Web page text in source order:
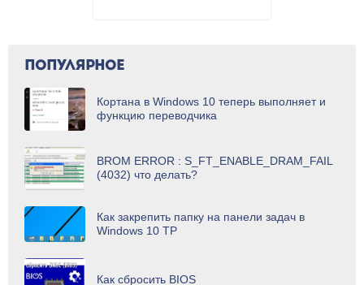
ПОПУЛЯРНОЕ
Кортана в Windows 10 теперь выполняет и
функцию переводчика
BROM ERROR : S_FT_ENABLE_DRAM_FAIL
(4032) что делать?
Как закрепить папку на панели задач в
Windows 10 TP
Как сбросить BIOS